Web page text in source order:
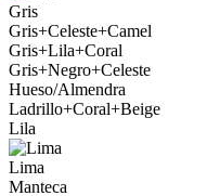
Gris
Gris+Celeste+Camel
Gris+Lila+Coral
Gris+Negro+Celeste
Hueso/Almendra
Ladrillo+Coral+Beige
Lila
Lima
Manteca